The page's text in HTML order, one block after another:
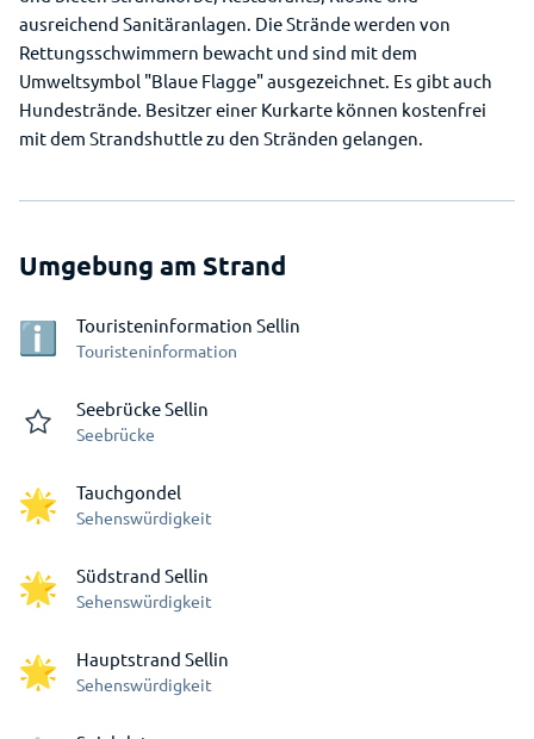
ausreichend Sanitäranlagen. Die Strände werden von
Rettungsschwimmern bewacht und sind mit dem
Umweltsymbol "Blaue Flagge" ausgezeichnet. Es gibt auch
Hundestrände. Besitzer einer Kurkarte können kostenfrei
mit dem Strandshuttle zu den Stränden gelangen.
Umgebung am Strand
Touristeninformation Sellin
Touristeninformation
Seebrücke Sellin
Seebrücke
Tauchgondel
Sehenswürdigkeit
Südstrand Sellin
Sehenswürdigkeit
Hauptstrand Sellin
Sehenswürdigkeit